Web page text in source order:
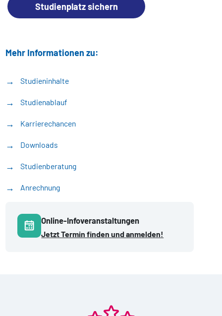
Studienplatz sichern
Mehr Informationen zu:
Studieninhalte
Studienablauf
Karrierechancen
Downloads
Studienberatung
Anrechnung
Online-Infoveranstaltungen
Jetzt Termin finden und anmelden!